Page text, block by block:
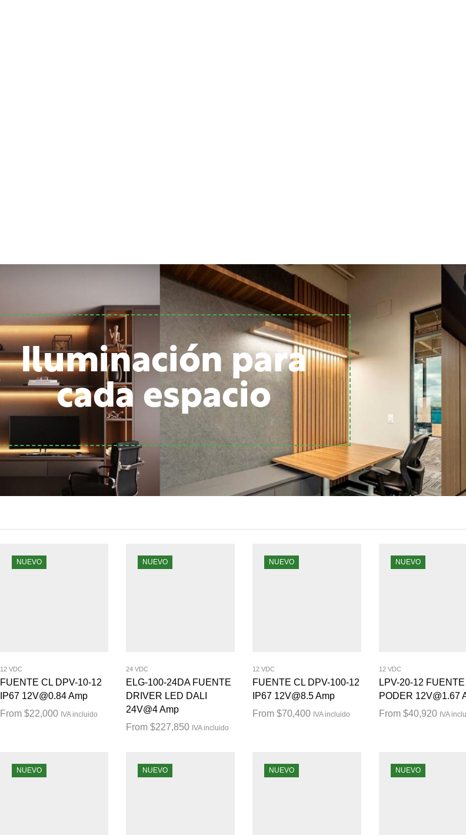
Iluminación para
cada espacio
NUEVO
12 VDC
FUENTE CL DPV-10-12
IP67 12V@0.84 Amp
From $22,000 IVA incluido
NUEVO
24 VDC
ELG-100-24DA FUENTE
DRIVER LED DALI
24V@4 Amp
From$227,850 IVA incluido
NUEVO
12 VDC
FUENTE CL DPV-100-12
IP67 12V@8.5 Amp
From$70,400 IVA incluido
NUEVO
12 VDC
LPV-20-12
PODER 12V@1.67
From $40,920 IVA
NUEVO NUEVO NUEVO NUEVO